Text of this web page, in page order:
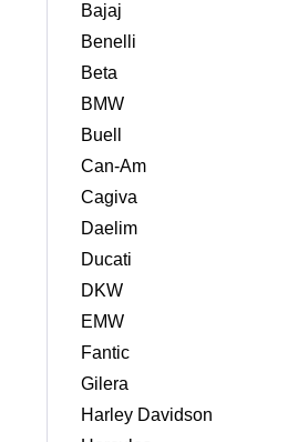
Bajaj
Benelli
Beta
BMW
Buell
Can-Am
Cagiva
Daelim
Ducati
DKW
EMW
Fantic
Gilera
Harley Davidson